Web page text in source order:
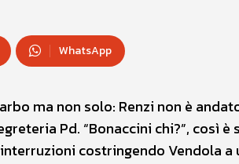
WhatsApp
ma non solo: Renzi non è
Pd. “Bonaccini chi?”, così è
costringendo Vendola a